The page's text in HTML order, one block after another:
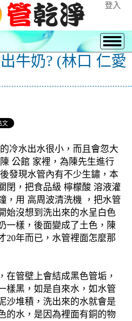
登入
牛奶? (林口 仁愛
冷水出水很小，而且會忽大
公館 家裡，為陳先生進行
發現水管內有不少生鏽，本
閉，把食品級 檸檬酸 溶液灌
，用 高周波清洗機 ，把水管
始沒想到洗出來的水呈白色
一樣，後面變成了土色，陳
20年而已，水管裡面怎麼那
在管壁上會結成黑色管垢，
樣黑，如是自來水，如水管
沙堆積，洗出來的水就會是
的水，是因為裡面有銅的物